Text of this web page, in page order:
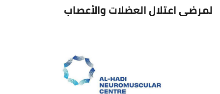
لمرضى اعتلال العضلات والأعصاب